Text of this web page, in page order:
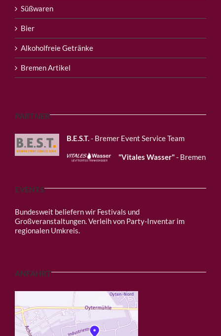
Süßwaren
Bier
Alkoholfreie Getränke
Bremen Artikel
PARTNER
B.E.S.T.- Bremer Event Service Team
"Vitales Wasser"- Bremen
EVENTS
Bundesweit beliefern wir Festivals und
Großveranstaltungen.Verleih von Party-Inventar im
regionalen Umkreis.
ANFAHRT